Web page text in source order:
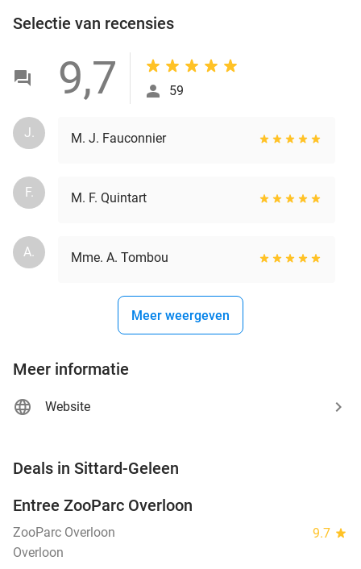
Selectie van recensies
9,7 59
J. M. J. Fauconnier
F. M. F. Quintart
A. Mme. A. Tombou
Meer weergeven
Meer informatie
Website
Deals in Sittard-Geleen
TODAY
Entree ZooParc Overloon
ZooParc Overloon 9.7 star
Overloon